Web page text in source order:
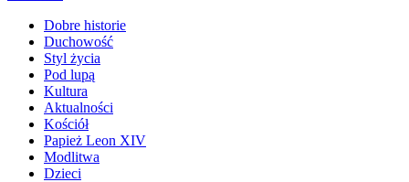
Dobre historie
Duchowość
Styl życia
Pod lupą
Kultura
Aktualności
Kościół
Papież Leon XIV
Modlitwa
Dzieci